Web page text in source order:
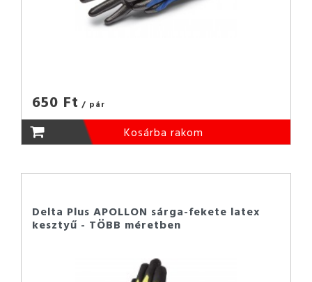
650 Ft / pár
Kosárba rakom
Delta Plus APOLLON sárga-fekete latex
kesztyű - TÖBB méretben